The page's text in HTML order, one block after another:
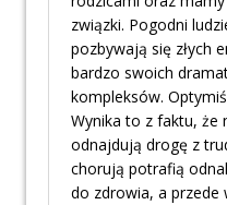
związki. Pogodni
pozbywają się złych
bardzo swoich
kompleksów.
Wynika to z faktu, że
odnajdują drogę z
chorują potrafią
do zdrowia, a przede